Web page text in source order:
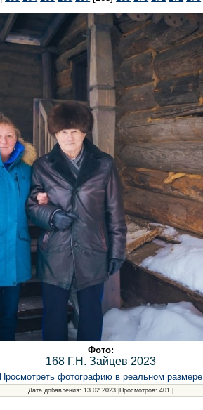
Фото:
168 Г.Н. Зайцев 2023
Просмотреть фотографию в реальном размере
Дата добавления: 13.02.2023 | Просмотров: 401 |